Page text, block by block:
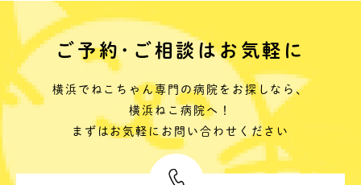
ご予約･ご相談はお気軽に
横浜でねこちゃん専門の病院をお探しなら、
横浜ねこ病院へ！
まずはお気軽にお問い合わせください